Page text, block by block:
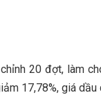
20 đợt, làm
17,78%, giá